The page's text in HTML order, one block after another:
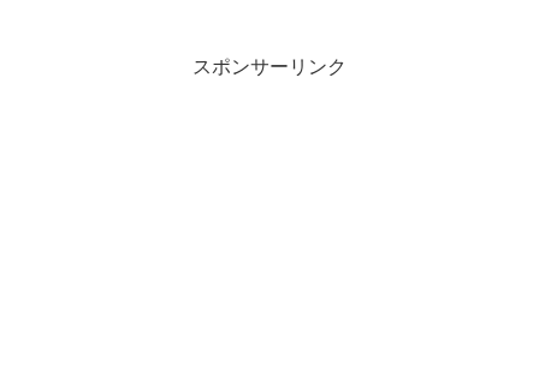
スポンサーリンク